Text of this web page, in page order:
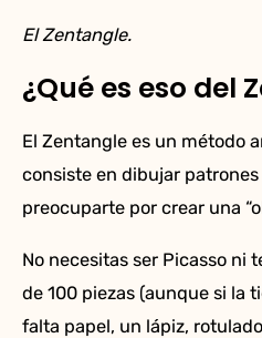
El Zentangle.
¿Qué es eso del
El Zentangle es un método
consiste en dibujar
preocuparte por crear una
No necesitas ser Picasso ni
de 100 piezas (aunque si la
falta papel, un lápiz,